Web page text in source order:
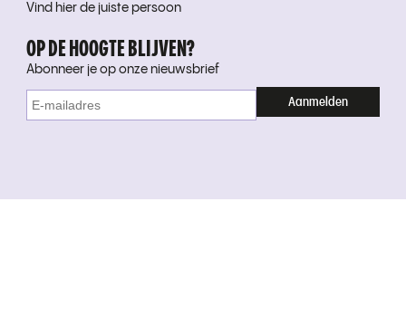
Vind hier de juiste persoon
OP DE HOOGTE BLIJVEN?
Abonneer je op onze nieuwsbrief